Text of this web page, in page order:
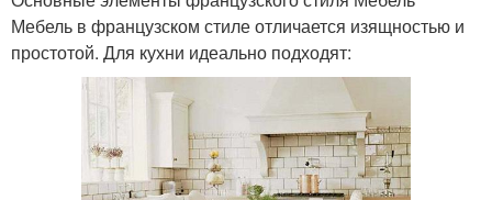
Мебель в французском стиле отличается изящностью и
простотой. Для кухни идеально подходят: